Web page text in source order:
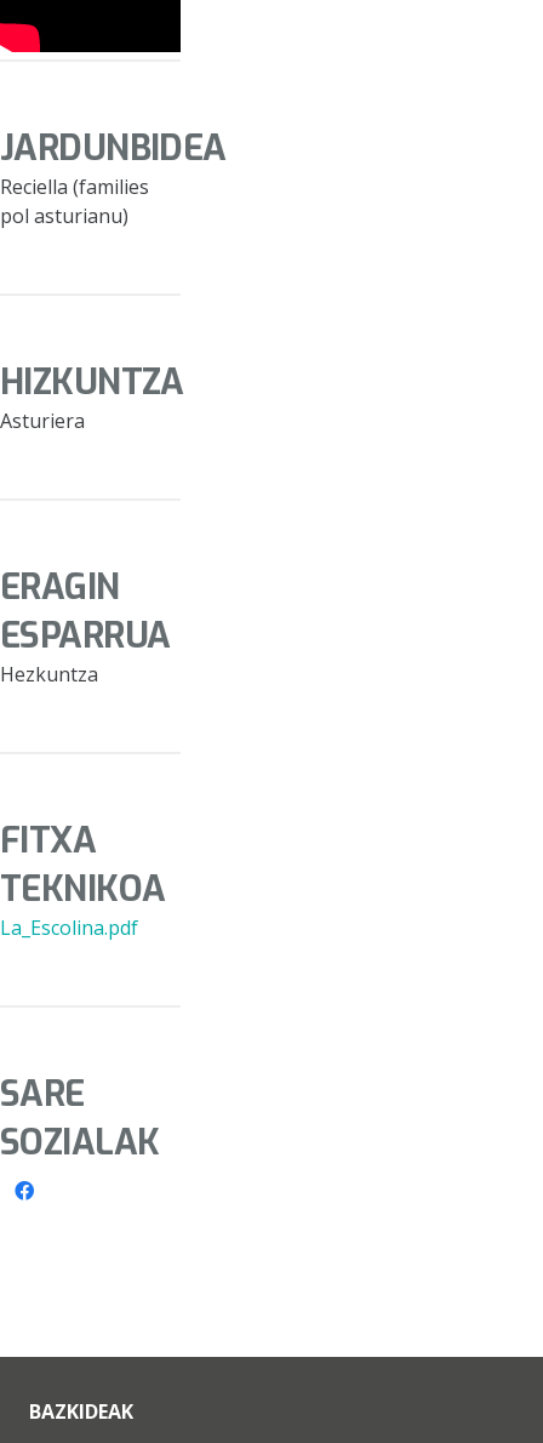
JARDUNBIDEA
Reciella (families
pol asturianu)
HIZKUNTZA
Asturiera
ERAGIN
ESPARRUA
Hezkuntza
FITXA
TEKNIKOA
La_Escolina.pdf
SARE
SOZIALAK
BAZKIDEAK